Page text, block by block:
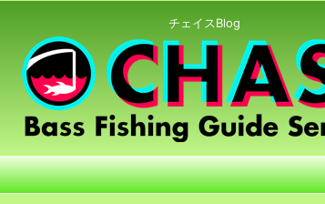
チェイスBlog